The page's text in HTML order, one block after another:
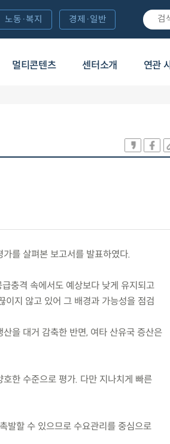
멀티콘텐츠 센터소개 연관
노동·복지 경제·일반
를 살펴본 보고서를 발표하였다.
충격 속에서도 예상보다 낮게 유지되고
이지 않고 있어 그 배경과 가능성을 점검
을 대거 감축한 반면, 여타 산유국 증산은
한 수준으로 평가. 다만 지나치게 빠른
발할 수 있으므로 수요관리를 중심으로